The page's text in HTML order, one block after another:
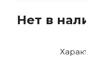
Нет в